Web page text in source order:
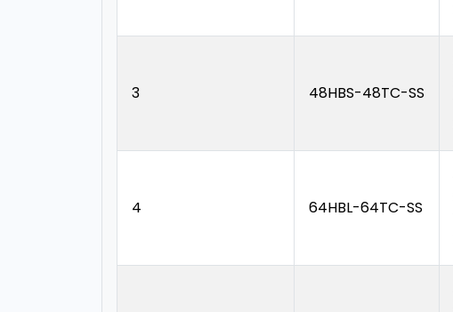
3 48HBS-48TC-SS
4 64HBL-64TC-SS